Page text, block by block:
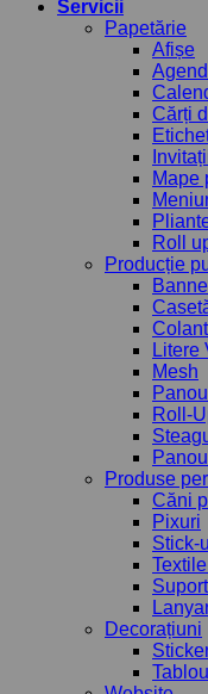
Servicii
Papetărie
Afișe
Cărți
Mape
Roll
Producție
Litere
Mesh
Roll-
Produse
Căni
Pixuri
Stick-
Decorațiuni